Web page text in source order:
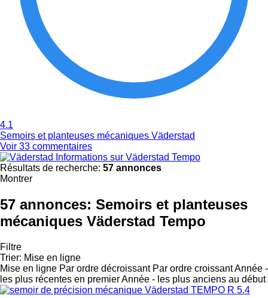
4.1
Semoirs et planteuses mécaniques Väderstad
Voir 33 commentaires
Informations sur Väderstad Tempo
Résultats de recherche: 57 annonces
Montrer
57 annonces: Semoirs et planteuses
mécaniques Väderstad Tempo
Filtre
Trier: Mise en ligne
Mise en ligne Par ordre décroissant Par ordre croissantAnnée -
les plus récentes en premierAnnée - les plus anciens au début